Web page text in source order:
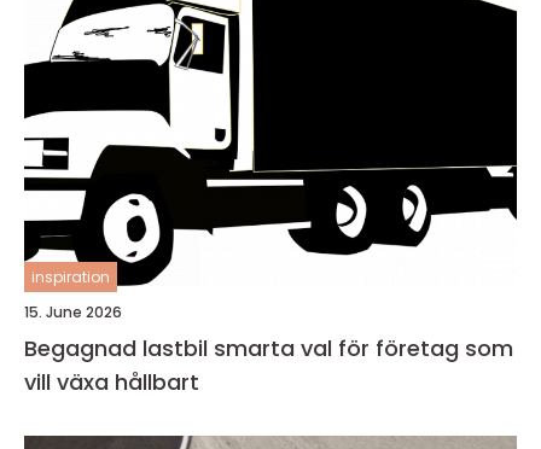
inspiration
15. June 2026
Begagnad lastbil smarta val för företag som
vill växa hållbart